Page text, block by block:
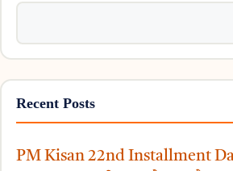
Recent Posts
PM Kisan 22nd Installment